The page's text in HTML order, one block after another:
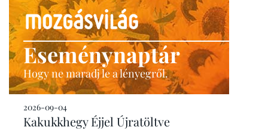
Eseménynaptár
Hogy ne maradj le a lényegről.
2026-09-04
Kakukkhegy Éjjel Újratöltve